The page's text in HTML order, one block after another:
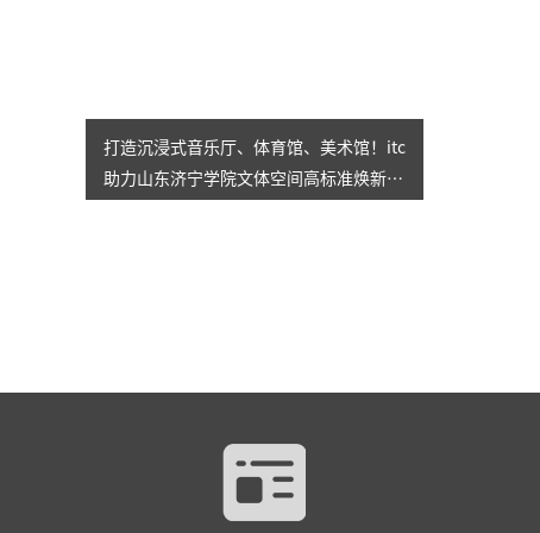
打造沉浸式音乐厅、体育馆、美术馆！itc
助力山东济宁学院文体空间高标准焕新升